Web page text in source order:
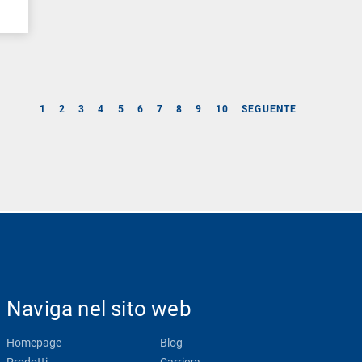
1 2 3 4 5 6 7 8 9 10 SEGUENTE
Naviga nel sito web
Homepage
Blog